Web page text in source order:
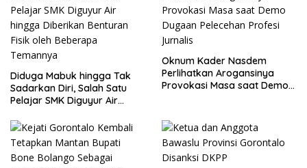
Diduga Mabuk hingga Tak
Sadarkan Diri, Salah Satu
Pelajar SMK Diguyur Air
Fisik oleh Beberapa
Temannya
Oknum Kader Nasdem
Perlihatkan Arogansinya
Provokasi Masa saat Demo